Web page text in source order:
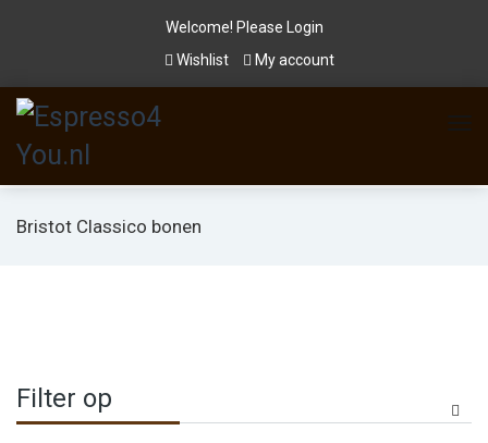
Welcome! Please
Login
Wishlist
My account
Bristot Classico bonen
Filter op